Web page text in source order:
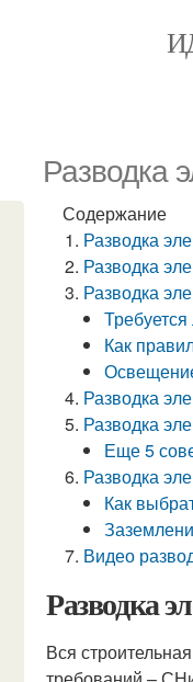
Разводка
Содержание
Разводка
Разводка
Разводка
Как
Разводка
Разводка
Еще 5
Разводка
Как
Видео
Разводка
Вся